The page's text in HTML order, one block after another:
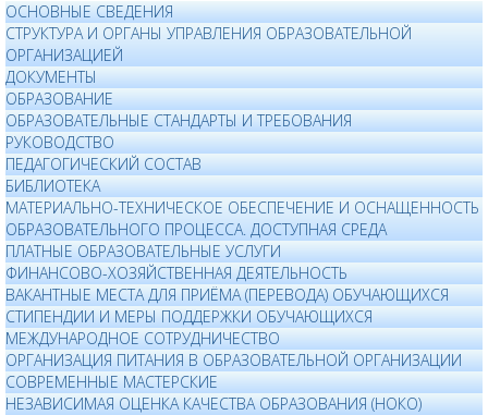
ОСНОВНЫЕ СВЕДЕНИЯ
СТРУКТУРА И ОРГАНЫ УПРАВЛЕНИЯ ОБРАЗОВАТЕЛЬНОЙ
ОРГАНИЗАЦИЕЙ
ДОКУМЕНТЫ
ОБРАЗОВАНИЕ
ОБРАЗОВАТЕЛЬНЫЕ СТАНДАРТЫ И ТРЕБОВАНИЯ
РУКОВОДСТВО
ПЕДАГОГИЧЕСКИЙ СОСТАВ
БИБЛИОТЕКА
МАТЕРИАЛЬНО-ТЕХНИЧЕСКОЕ ОБЕСПЕЧЕНИЕ И ОСНАЩЕННОСТЬ
ОБРАЗОВАТЕЛЬНОГО ПРОЦЕССА. ДОСТУПНАЯ СРЕДА
ПЛАТНЫЕ ОБРАЗОВАТЕЛЬНЫЕ УСЛУГИ
ФИНАНСОВО-ХОЗЯЙСТВЕННАЯ ДЕЯТЕЛЬНОСТЬ
ВАКАНТНЫЕ МЕСТА ДЛЯ ПРИЁМА (ПЕРЕВОДА) ОБУЧАЮЩИХСЯ
СТИПЕНДИИ И МЕРЫ ПОДДЕРЖКИ ОБУЧАЮЩИХСЯ
МЕЖДУНАРОДНОЕ СОТРУДНИЧЕСТВО
ОРГАНИЗАЦИЯ ПИТАНИЯ В ОБРАЗОВАТЕЛЬНОЙ ОРГАНИЗАЦИИ
СОВРЕМЕННЫЕ МАСТЕРСКИЕ
НЕЗАВИСИМАЯ ОЦЕНКА КАЧЕСТВА ОБРАЗОВАНИЯ (НОКО)